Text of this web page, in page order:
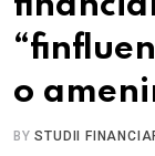
o
BYSTUDII